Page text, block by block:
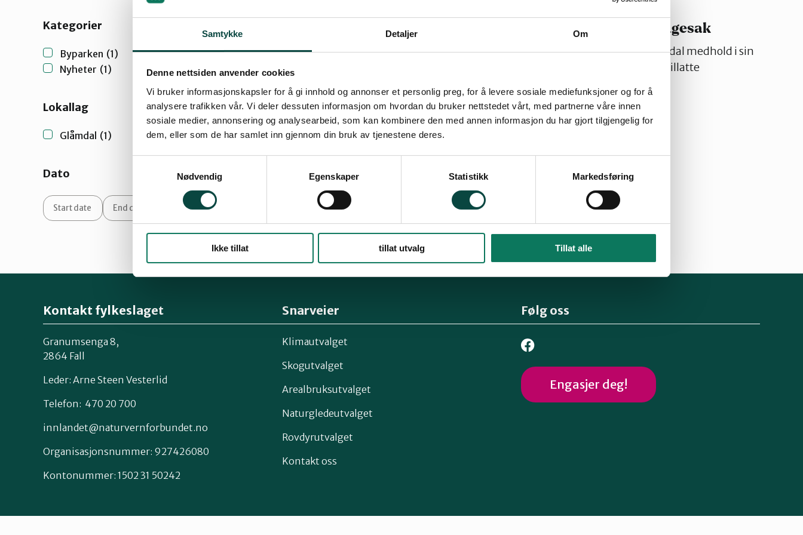
Samtykke Detaljer Om
Denne nettsiden anvender cookies
Vi bruker informasjonskapsler for å gi innhold og annonser et personlig preg, for å levere sosiale mediefunksjoner og for å
analysere trafikken vår. Vi deler dessuten informasjon om hvordan du bruker nettstedet vårt, med partnerne våre innen
sosiale medier, annonsering og analysearbeid, som kan kombinere den med annen informasjon du har gjort tilgjengelig for
dem, eller som de har samlet inn gjennom din bruk av tjenestene deres.
Nødvendig
Egenskaper Statistikk Markedsføring
Ikke tillat tillat utvalg Tillat alle
Kategorier
Byparken (1)
Nyheter (1)
Lokallag
Glåmdal (1)
Dato
Naturvernforbundet i Glåmdal vant klagesak
Statsforvalteren har gitt Naturvernforbundet i Glåmdal medhold i sin
klage på Kongsvinger kommunestyres vedtak om å tillatte
Byparken Nyheter 01.02.2024
Kontakt fylkeslaget
Granumsenga 8,
2864 Fall
Leder: Arne Steen Vesterlid
Telefon: 470 20 700
innlandet@naturvernforbundet.no
Organisasjonsnummer: 927426080
Kontonummer: 1502 31 50242
Snarveier
Klimautvalget
Skogutvalget
Arealbruksutvalget
Naturgledeutvalget
Rovdyrutvalget
Kontakt oss
Følg oss
Engasjer deg!